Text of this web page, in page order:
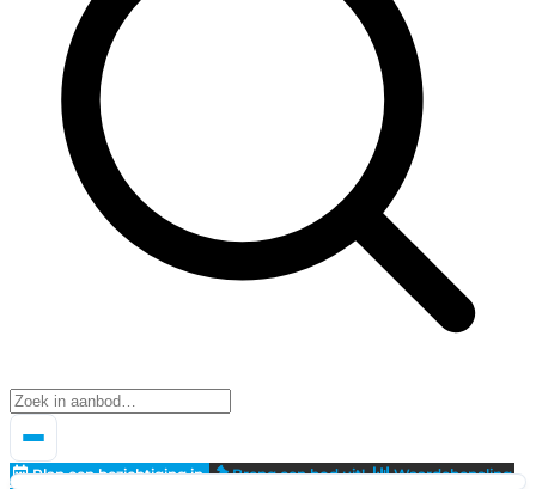
Plan een bezichtiging in Breng een bod uit!
Waardebepaling